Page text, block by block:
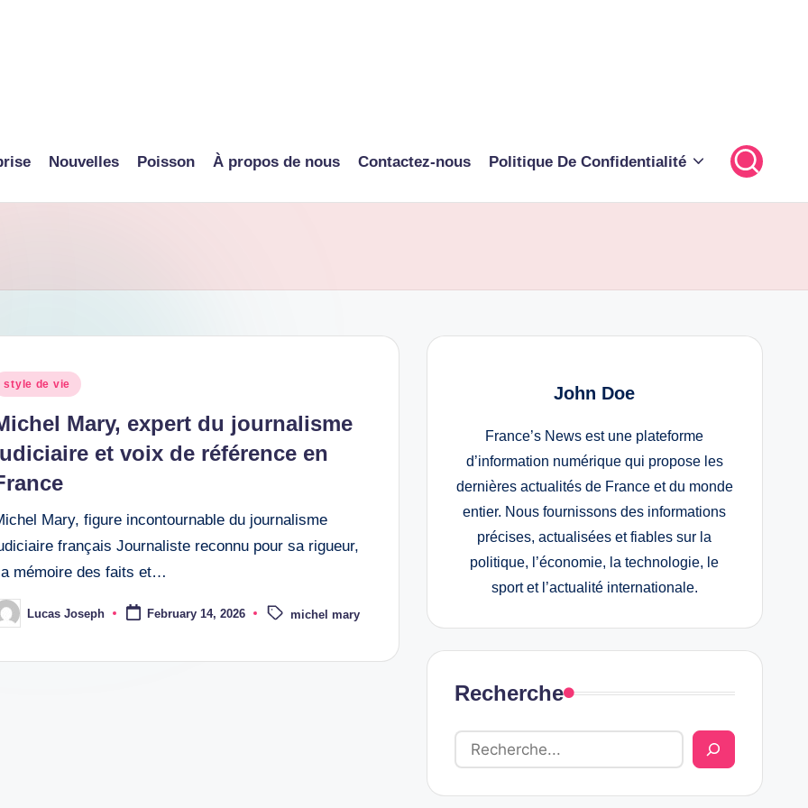
Nouvelles Poisson À propos de nous Contactez-nous Politique De Confidentialité
style de vie
Mary, expert du journalisme
et voix de référence en
Mary, figure incontournable du journalisme
français Journaliste reconnu pour sa rigueur,
mémoire des faits et…
Lucas Joseph February 14, 2026
Tags: michel mary
John Doe
France’s News est une plateforme
d’information numérique qui propose les
dernières actualités de France et du monde
entier. Nous fournissons des informations
précises, actualisées et fiables sur la
politique, l’économie, la technologie, le
sport et l’actualité internationale.
Recherche